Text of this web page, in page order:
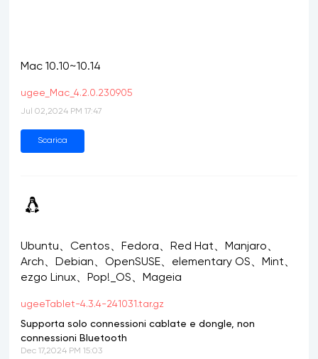
Mac 10.10~10.14
ugee_Mac_4.2.0.230905
Jul 02,2024 PM 17:47
Scarica
Ubuntu、Centos、Fedora、Red Hat、Manjaro、
Arch、Debian、OpenSUSE、elementary OS、Mint、
ezgo Linux、Pop!_OS、Mageia
ugeeTablet-4.3.4-241031.tar.gz
Supporta solo connessioni cablate e dongle, non
connessioni Bluetooth
Dec 17,2024 PM 15:03